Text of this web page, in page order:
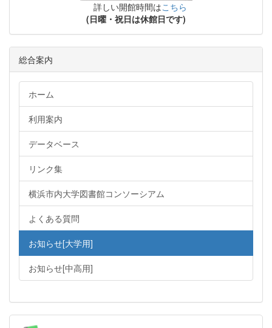
詳しい開館時間はこちら
(日曜・祝日は休館日です)
総合案内
ホーム
利用案内
データベース
リンク集
横浜市内大学図書館コンソーシアム
よくある質問
お知らせ[大学用]
お知らせ[中高用]